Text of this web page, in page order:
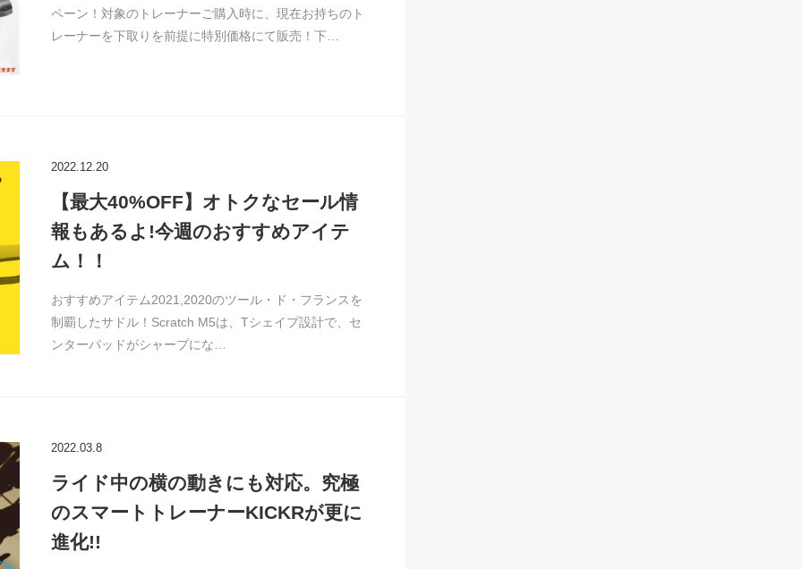
ペーン！対象のトレーナーご購入時に、現在お持ちのト
レーナーを下取りを前提に特別価格にて販売！下…
2022.12.20
【最大40%OFF】オトクなセール情
報もあるよ!今週のおすすめアイテ
ム！！
おすすめアイテム2021,2020のツール・ド・フランスを
制覇したサドル！Scratch M5は、Tシェイプ設計で、セ
ンターパッドがシャープにな…
2022.03.8
ライド中の横の動きにも対応。究極
のスマートトレーナーKICKRが更に
進化!!